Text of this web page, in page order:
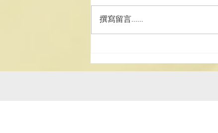
文比賽揭曉 為讓中學生認識我國
文化瑰寶《道德經》，弘揚中國傳
統文化，配合特區政 […]
撰寫留言......